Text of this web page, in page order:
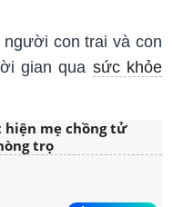
con trai và con
gian qua sức khỏe
hiện mẹ chồng tử
trọ